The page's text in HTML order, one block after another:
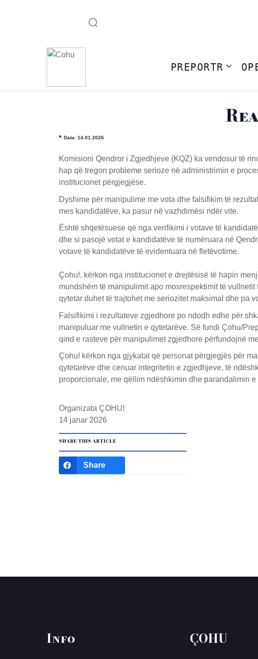
PREPORTR
• Data: 14.01.2026
Komisioni Qendror i Zgjedhjeve (KQZ) ka vendosur të
hap që tregon probleme serioze në administrimin e
institucionet përgjegjëse.
Dyshime për manipulime me vota dhe falsifikim të
mes kandidatëve, ka pasur në vazhdimësi ndër vite.
Është shqetësuese që nga verifikimi i votave të
dhe si pasojë votat e kandidatëve të numëruara në
votave të kandidatëve të evidentuara në fletëvotime.
Çohu!, kërkon nga institucionet e drejtësisë të hapin
mundshëm të manipulimit apo mosrespektimit të
qytetar duhet të trajtohet me seriozitet maksimal dhe pa
Falsifikimi i rezultateve zgjedhore po ndodh edhe për
manipuluar me vullnetin e qytetarëve. Së fundi Çohu/
qind e rasteve për manipulimet zgjedhore përfundojnë
Çohu! kërkon nga gjykatat që personat përgjegjës për
qytetarëve dhe cenuar integritetin e zgjedhjeve, të
proporcionale, me qëllim ndëshkimin dhe parandalimin
Organizata ÇOHU!
14 janar 2026
SHARE THIS ARTICLE
Share
Info ÇOHU